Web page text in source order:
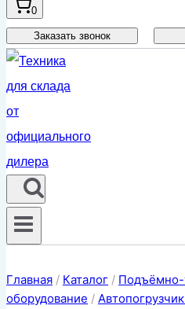
0
Заказать звонок
Главная / Каталог / Подъёмно-
оборудование /